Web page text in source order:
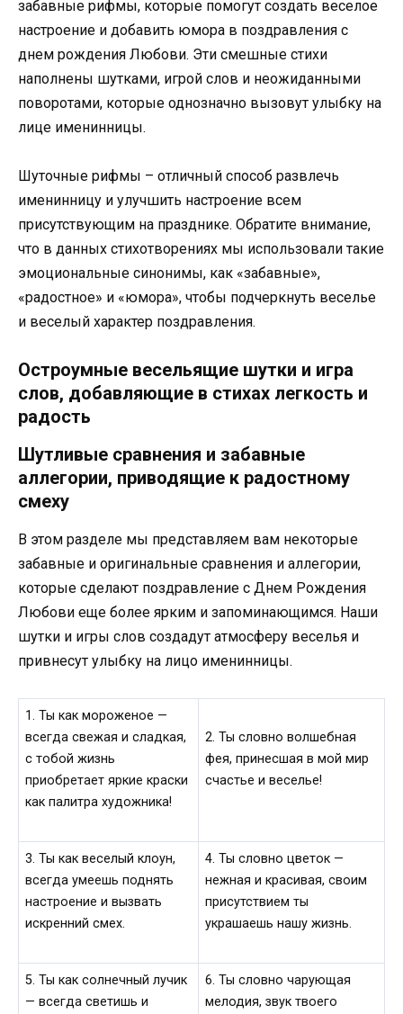
забавные рифмы, которые помогут создать веселое
настроение и добавить юмора в поздравления с
днем рождения Любови. Эти смешные стихи
наполнены шутками, игрой слов и неожиданными
поворотами, которые однозначно вызовут улыбку на
лице именинницы.
Шуточные рифмы – отличный способ развлечь
именинницу и улучшить настроение всем
присутствующим на празднике. Обратите внимание,
что в данных стихотворениях мы использовали такие
эмоциональные синонимы, как «забавные»,
«радостное» и «юмора», чтобы подчеркнуть веселье
и веселый характер поздравления.
Остроумные весельящие шутки и игра
слов, добавляющие в стихах легкость и
радость
Шутливые сравнения и забавные
аллегории, приводящие к радостному
смеху
В этом разделе мы представляем вам некоторые
забавные и оригинальные сравнения и аллегории,
которые сделают поздравление с Днем Рождения
Любови еще более ярким и запоминающимся. Наши
шутки и игры слов создадут атмосферу веселья и
привнесут улыбку на лицо именинницы.
1. Ты как мороженое —
всегда свежая и сладкая,
с тобой жизнь
приобретает яркие краски
как палитра художника!
2. Ты словно волшебная
фея, принесшая в мой мир
счастье и веселье!
3. Ты как веселый клоун,
всегда умеешь поднять
настроение и вызвать
искренний смех.
4. Ты словно цветок —
нежная и красивая, своим
присутствием ты
украшаешь нашу жизнь.
5. Ты как солнечный лучик
— всегда светишь и
6. Ты словно чарующая
мелодия, звук твоего